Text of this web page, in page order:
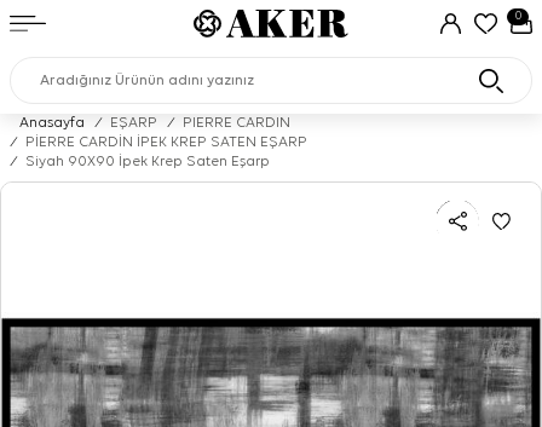
0
Anasayfa / EŞARP /
PIERRE CARDIN
/
PİERRE CARDİN İPEK KREP SATEN EŞARP
/
Siyah 90X90 İpek Krep Saten Eşarp